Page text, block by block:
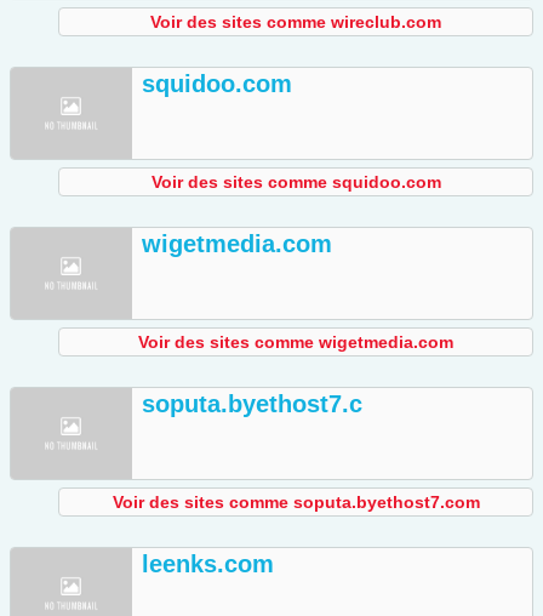
Voir des sites comme wireclub.com
squidoo.com
Voir des sites comme squidoo.com
wigetmedia.com
Voir des sites comme wigetmedia.com
soputa.byethost7.c
Voir des sites comme soputa.byethost7.com
leenks.com